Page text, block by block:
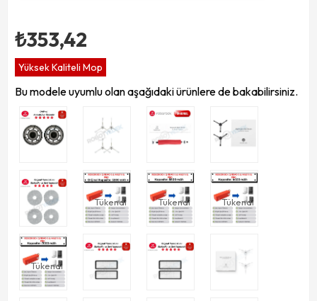
₺353,42
Yüksek Kaliteli Mop
Bu modele uyumlu olan aşağıdaki ürünlere de bakabilirsiniz.
Tükendi Tükendi Tükendi
Tükendi